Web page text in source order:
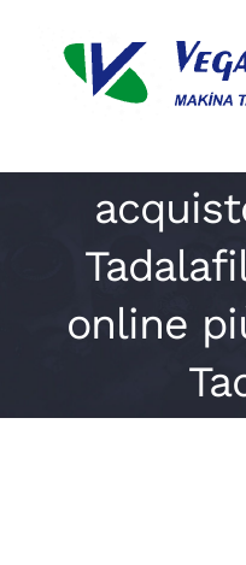
online